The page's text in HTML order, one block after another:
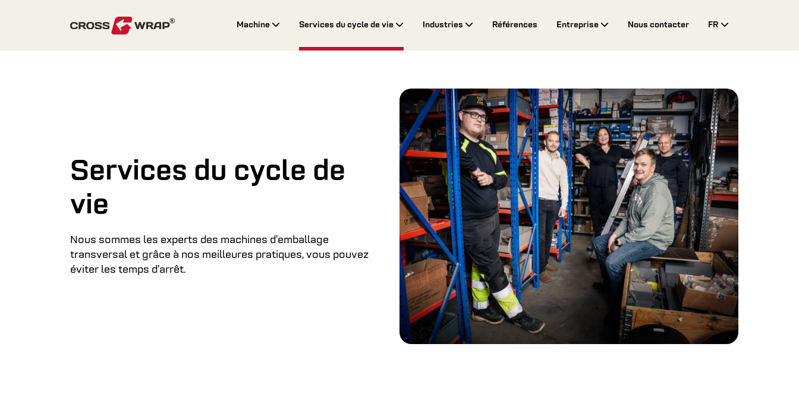
Machine Services du cycle de vie Industries Références Entreprise Nous contacter
FR
Services du cycle de
vie
Nous sommes les experts des machines d’emballage
transversal et grâce à nos meilleures pratiques, vous pouvez
éviter les temps d’arrêt.